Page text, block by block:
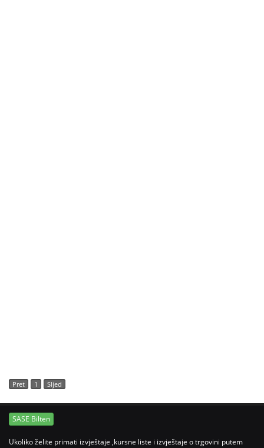
Pret 1 Sljed
SASE Bilten
Ukoliko želite primati izvještaje ,kursne liste i izvještaje o trgovini putem